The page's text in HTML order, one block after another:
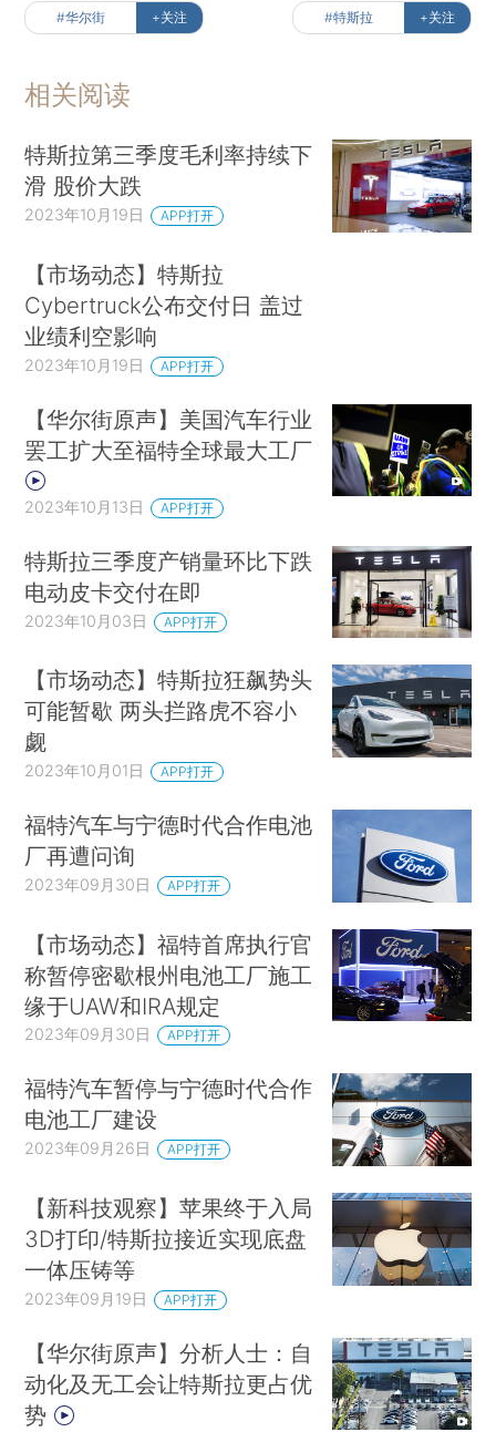
#华尔街 +关注 #特斯拉 +关注
相关阅读
特斯拉第三季度毛利率持续下
滑 股价大跌
2023年10月19日 APP打开
【市场动态】特斯拉
Cybertruck公布交付日 盖过
业绩利空影响
2023年10月19日 APP打开
【华尔街原声】美国汽车行业
罢工扩大至福特全球最大工厂
2023年10月13日 APP打开
特斯拉三季度产销量环比下跌
电动皮卡交付在即
2023年10月03日 APP打开
【市场动态】特斯拉狂飙势头
可能暂歇 两头拦路虎不容小
觑
2023年10月01日 APP打开
福特汽车与宁德时代合作电池
厂再遭问询
2023年09月30日 APP打开
【市场动态】福特首席执行官
称暂停密歇根州电池工厂施工
缘于UAW和IRA规定
2023年09月30日 APP打开
福特汽车暂停与宁德时代合作
电池工厂建设
2023年09月26日 APP打开
【新科技观察】苹果终于入局
3D打印/特斯拉接近实现底盘
一体压铸等
2023年09月19日 APP打开
【华尔街原声】分析人士：自
动化及无工会让特斯拉更占优
势